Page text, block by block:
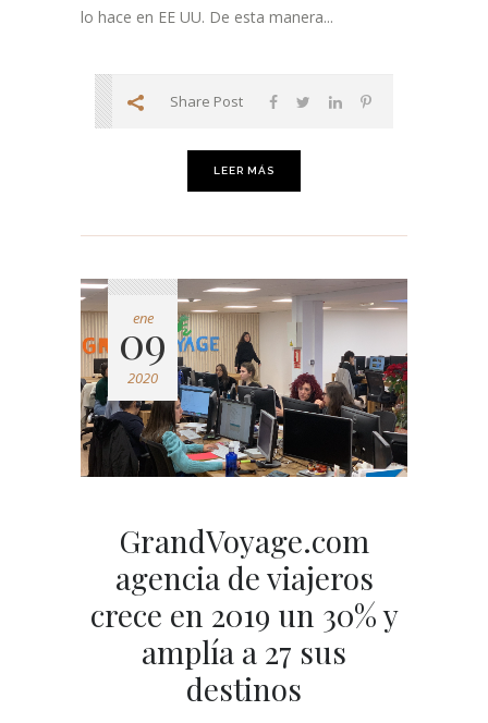
lo hace en EE UU. De esta manera...
Share Post
LEER MÁS
ene
09
2020
GrandVoyage.com
agencia de viajeros
crece en 2019 un 30% y
amplía a 27 sus
destinos